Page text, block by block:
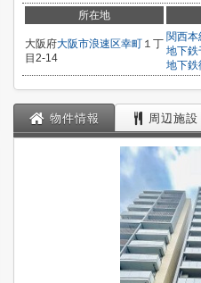
所在地
大阪府大阪市浪速区幸町 １丁
目2-14
関西本
地下鉄
地下鉄
物件情報 周辺施設